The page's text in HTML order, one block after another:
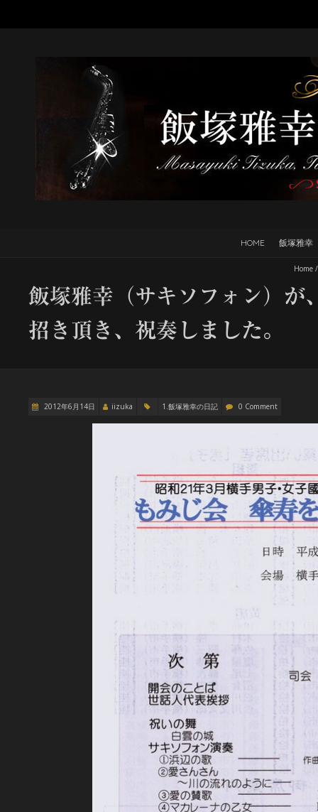
HOME 飯塚雅幸
Home
飯塚雅幸（サキソフォン）が
招き頂き、祝奏しました。
2012年6月14日 iizuka 1.飯塚雅幸の日記 0 Comment